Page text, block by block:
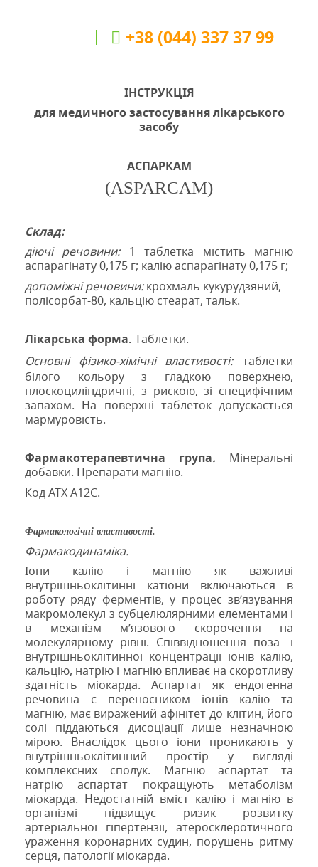
+38 (044) 337 37 99
ІНСТРУКЦІЯ
для медичного застосування лікарського
засобу
АСПАРКАМ
(ASPARСAM)
Склад:
діючі речовини: 1 таблетка містить магнію
аспарагінату 0,175 г; калію аспарагінату 0,175 г;
допоміжні речовини:крохмаль кукурудзяний,
полісорбат-80, кальцію стеарат, тальк.
Лікарська форма. Таблетки.
Основні фізико-хімічні властивості:
таблетки
білого кольору з гладкою поверхнею,
плоскоциліндричні, з рискою, зі специфічним
запахом. На поверхні таблеток допускається
мармуровість.
Фармакотерапевтична група. Мінеральні
добавки. Препарати магнію.
Код АТХ А12С.
Фармакологічні властивості.
Фармакодинаміка.
Іони калію і магнію як важливі
внутрішньоклітинні катіони включаються в
роботу ряду ферментів, у процес зв’язування
макромолекул з субцелюлярними елементами і
в механізм м’язового скорочення на
молекулярному рівні. Співвідношення поза- і
внутрішньоклітинної концентрації іонів калію,
кальцію, натрію і магнію впливає на скоротливу
здатність міокарда. Аспартат як ендогенна
речовина є переносником іонів калію та
магнію, має виражений афінітет до клітин, його
солі піддаються дисоціації лише незначною
мірою. Внаслідок цього іони проникають у
внутрішньоклітинний простір у вигляді
комплексних сполук. Магнію аспартат та
натрію аспартат покращують метаболізм
міокарда. Недостатній вміст калію і магнію в
організмі підвищує ризик розвитку
артеріальної гіпертензії, атеросклеротичного
ураження коронарних судин, порушень ритму
серця, патології міокарда.